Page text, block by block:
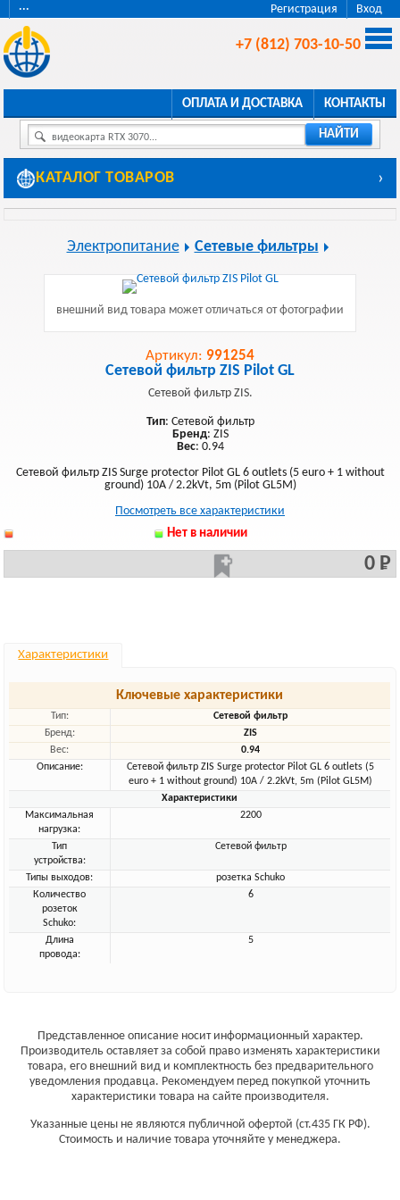
Регистрация Вход
···
+7 (812) 703-10-50
ОПЛАТА И ДОСТАВКА КОНТАКТЫ
видеокарта RTX 3070... НАЙТИ
КАТАЛОГ ТОВАРОВ ›
Электропитание Сетевые фильтры
внешний вид товара может отличаться от фотографии
Артикул: 991254
Сетевой фильтр ZIS Pilot GL
Сетевой фильтр ZIS.
Тип: Сетевой фильтр
Бренд: ZIS
Вес: 0.94
Сетевой фильтр ZIS Surge protector Pilot GL 6 outlets (5 euro + 1 without
ground) 10A / 2.2kVt, 5m (Pilot GL5M)
Посмотреть все характеристики
Нет в наличии
0 Р
Характеристики
Ключевые характеристики
Тип:
Сетевой фильтр
Бренд:
ZIS
Вес:
0.94
Описание:
Сетевой фильтр ZIS Surge protector Pilot GL 6 outlets (5
euro + 1 without ground) 10A / 2.2kVt, 5m (Pilot GL5M)
Характеристики
Максимальная
нагрузка:
2200
Тип
устройства:
Сетевой фильтр
Типы выходов:
розетка Schuko
Количество
розеток
Schuko:
6
Длина
провода:
5
Представленное описание носит информационный характер.
Производитель оставляет за собой право изменять характеристики
товара, его внешний вид и комплектность без предварительного
уведомления продавца. Рекомендуем перед покупкой уточнить
характеристики товара на сайте производителя.
Указанные цены не являются публичной офертой (ст.435 ГК РФ).
Стоимость и наличие товара уточняйте у менеджера.